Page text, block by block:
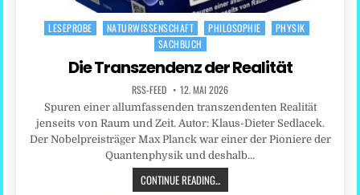
Posted
LESEPROBE NATURWISSENSCHAFT PHILOSOPHIE
PHYSIK
SACHBUCH
Die Transzendenz der Realität
RSS-FEED 12. MAI 2026
Spuren einer allumfassenden transzendenten Realität
jenseits von Raum und Zeit. Autor: Klaus-Dieter Sedlacek.
Der Nobelpreisträger Max Planck war einer der Pioniere der
Quantenphysik und deshalb…
CONTINUE READING...